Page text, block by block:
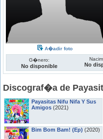
A�adir foto
G�nero:
No disponible No
Discograf�a de
Payasitas Nifu Nifa Y Sus
Amigos (2021)
Bim Bom Bam! (Ep) (2020)